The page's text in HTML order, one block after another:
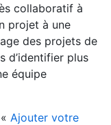
collaboratif à
projet à une
des projets de
d’identifier plus
équipe
Ajouter votre